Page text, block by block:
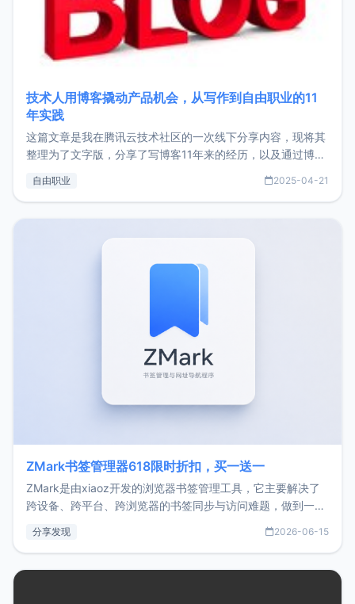
技术人用博客撬动产品机会，从写作到自由职业的11
年实践
这篇文章是我在腾讯云技术社区的一次线下分享内容，现将其
整理为了文字版，分享了写博客11年来的经历，以及通过博客
了我的首个产品ImgURL的真实数据和产品现状。自我介绍大
自由职业 2025-04-21
ZMark书签管理器618限时折扣，买一送一
ZMark是由xiaoz开发的浏览器书签管理工具，它主要解决了
跨设备、跨平台、跨浏览器的书签同步与访问难题，做到一处
用，让管理更高效。ZMark官网地址：
分享发现 2026-06-15